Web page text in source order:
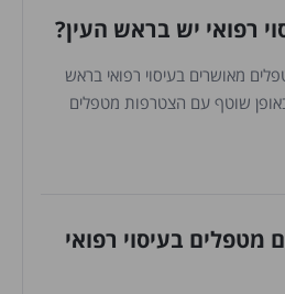
רפואי יש בראש העין?
בקליק ישנם 3 מטפלים מאושרים בעיסוי רפואי בראש
שוטף עם הצטרפות מטפלים
מטפלים בעיסוי רפואי